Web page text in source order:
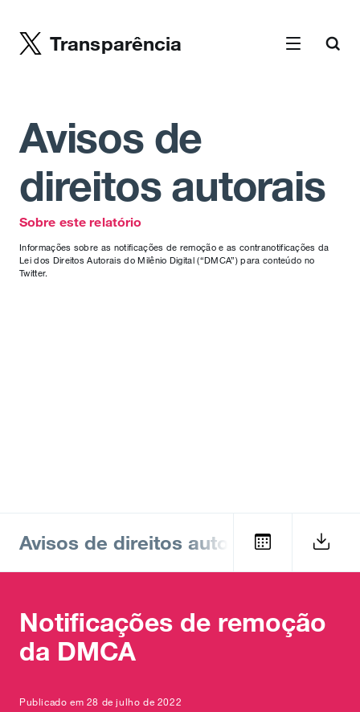
Transparência
Avisos de
direitos autorais
Sobre este relatório
Informações sobre as notificações de remoção e as contranotificações da
Lei dos Direitos Autorais do Milênio Digital (“DMCA”) para conteúdo no
Twitter.
Avisos de direitos autorais
Notificações de remoção
da DMCA
Publicado em 28 de julho de 2022